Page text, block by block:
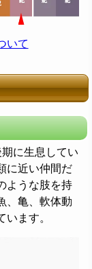
いて
に生息してい
に近い仲間だ
ような肢を持
、亀、軟体動
ます。